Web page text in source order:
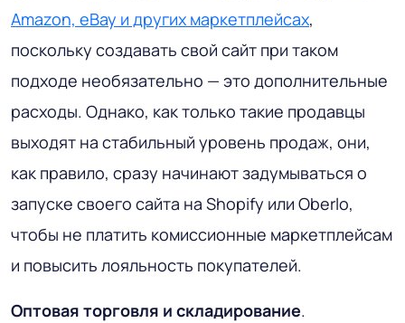
Amazon, eBay и других маркетплейсах,
поскольку создавать свой сайт при таком
подходе необязательно — это дополнительные
расходы. Однако, как только такие продавцы
выходят на стабильный уровень продаж, они,
как правило, сразу начинают задумываться о
запуске своего сайта на Shopify или Oberlo,
чтобы не платить комиссионные маркетплейсам
и повысить лояльность покупателей.
Оптовая торговля и складирование.